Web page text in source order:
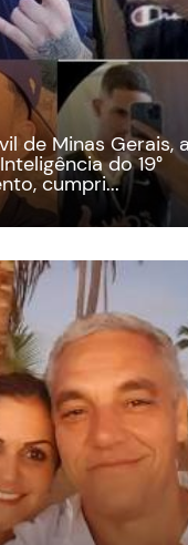
de Minas Gerais,
do 19°
cumpri...